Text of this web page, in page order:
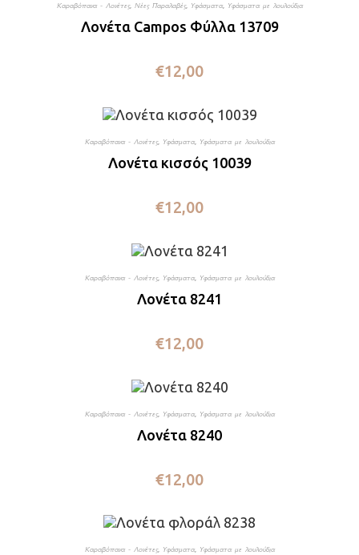
Καραβόπανα - Λονέτες, Νέες Παραλαβές, Υφάσματα, Υφάσματα με λουλούδια
Λονέτα Campos Φύλλα 13709
€12,00
Καραβόπανα - Λονέτες, Υφάσματα, Υφάσματα με λουλούδια
Λονέτα κισσός 10039
€12,00
Καραβόπανα - Λονέτες, Υφάσματα, Υφάσματα με λουλούδια
Λονέτα 8241
€12,00
Καραβόπανα - Λονέτες, Υφάσματα, Υφάσματα με λουλούδια
Λονέτα 8240
€12,00
Καραβόπανα - Λονέτες, Υφάσματα, Υφάσματα με λουλούδια